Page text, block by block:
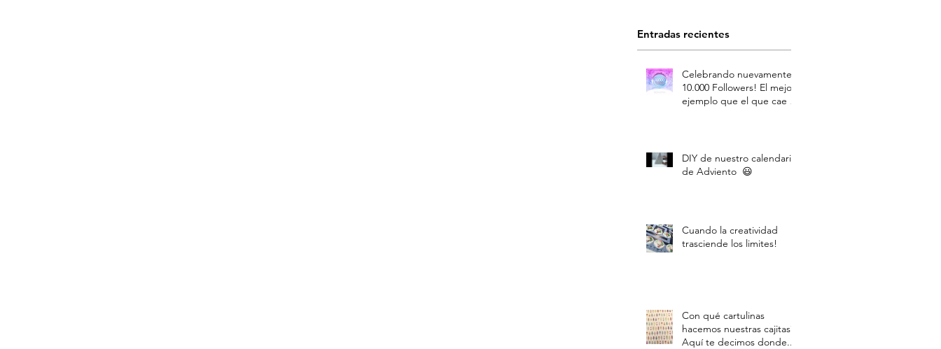
Entradas recientes
Celebrando nuevamente
10.000 Followers! El mejor
ejemplo que el que cae y
DIY de nuestro calendario
de Adviento 😃
Cuando la creatividad
trasciende los limites!
Con qué cartulinas
hacemos nuestras cajitas?
Aquí te decimos donde...